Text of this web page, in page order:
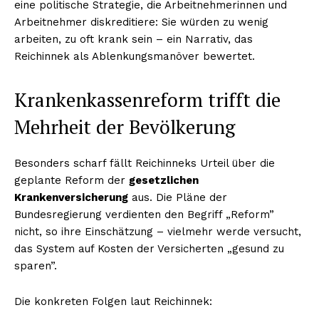
eine politische Strategie, die Arbeitnehmerinnen und
Arbeitnehmer diskreditiere: Sie würden zu wenig
arbeiten, zu oft krank sein – ein Narrativ, das
Reichinnek als Ablenkungsmanöver bewertet.
Krankenkassenreform trifft die
Mehrheit der Bevölkerung
Besonders scharf fällt Reichinneks Urteil über die
geplante Reform der gesetzlichen
Krankenversicherung aus. Die Pläne der
Bundesregierung verdienten den Begriff „Reform”
nicht, so ihre Einschätzung – vielmehr werde versucht,
das System auf Kosten der Versicherten „gesund zu
sparen”.
Die konkreten Folgen laut Reichinnek: